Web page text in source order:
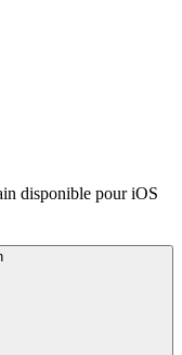
disponible pour iOS